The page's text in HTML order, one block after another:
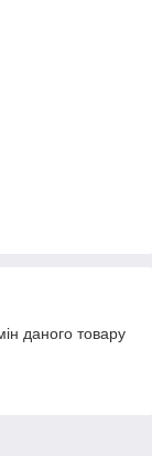
даного товару